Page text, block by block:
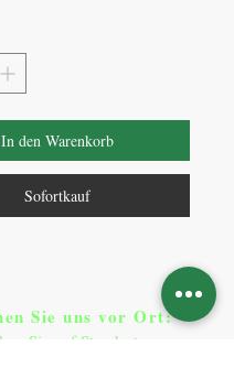
In den Warenkorb
Sofortkauf
Sie uns vor Ort​:
Sie auf Standorte